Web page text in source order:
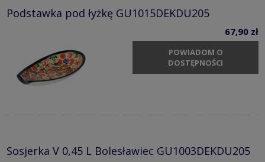
Podstawka pod łyżkę GU1015DEKDU205
67,90 zł
POWIADOM O
DOSTĘPNOŚCI
Sosjerka V 0,45 L Bolesławiec GU1003DEKDU205